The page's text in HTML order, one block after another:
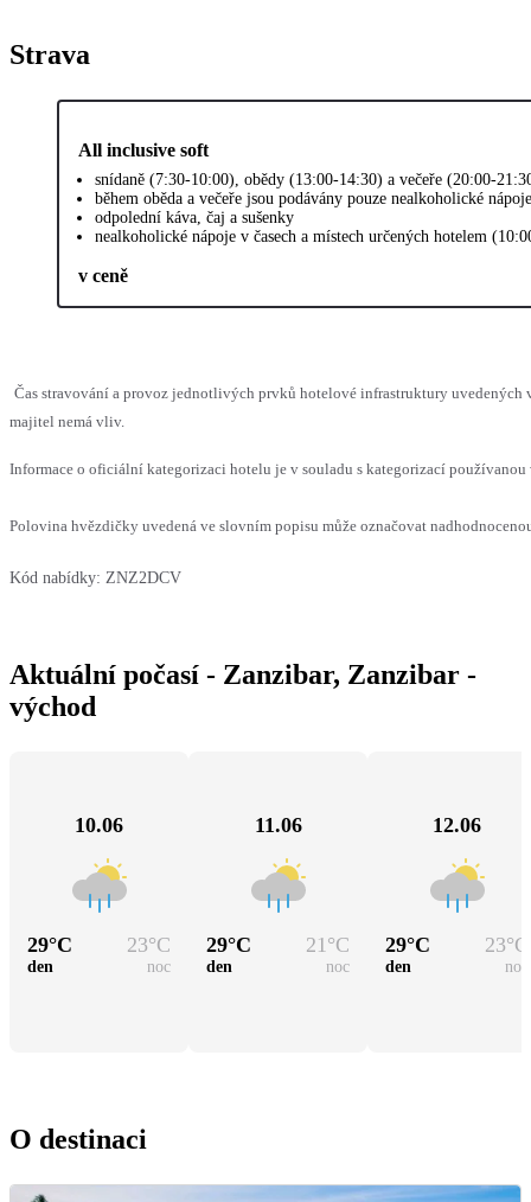
Strava
All inclusive soft
snídaně (7:30-10:00), obědy (13:00-14:30) a večeře (20:00-
během oběda a večeře jsou podávány pouze nealkoholické nápoje
odpolední káva, čaj a sušenky
nealkoholické nápoje v časech a místech určených hotelem
v ceně
Čas stravování a provoz jednotlivých prvků hotelové infrastruktury uvedených
majitel nemá vliv.
Informace o oficiální kategorizaci hotelu je v souladu s kategorizací
Polovina hvězdičky uvedená ve slovním popisu může označovat
Kód nabídky: ZNZ2DCV
Aktuální počasí - Zanzibar, Zanzibar -
východ
10.06
29°C 23°C
den noc
11.06
29°C 21 °C
den noc
12.06
29°C 23°C
den noc
O destinaci